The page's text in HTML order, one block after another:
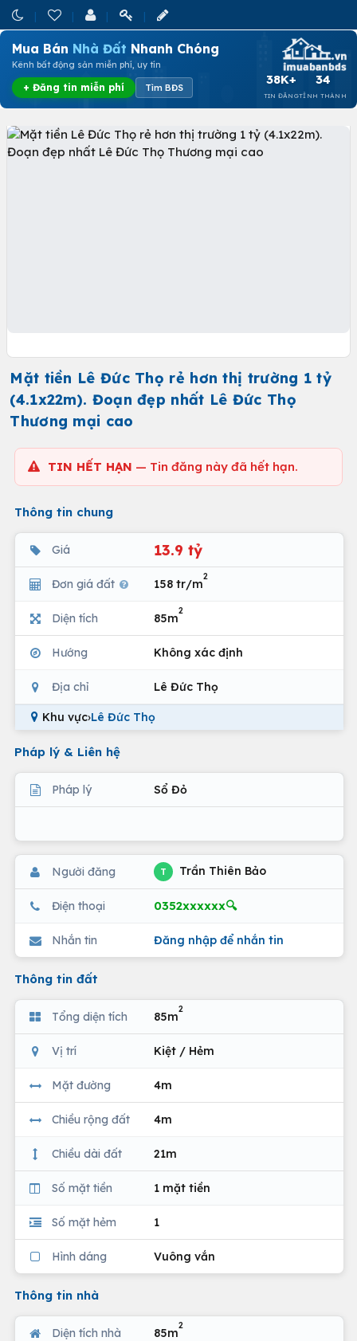
Mua Bán Nhà Đất Nhanh Chóng
Kênh bất động sản miễn phí, uy tín
+ Đăng tin miễn phí Tìm BĐS
38K+
TIN ĐĂNG
34
TỈNH THÀNH
Mặt tiền Lê Đức Thọ rẻ hơn thị trường 1 tỷ
(4.1x22m). Đoạn đẹp nhất Lê Đức Thọ
Thương mại cao
TIN HẾT HẠN — Tin đăng này đã hết hạn.
Thông tin chung
Giá 13.9 tỷ
Đơn giá đất 158 tr/m
2
Diện tích 85m
2
Hướng Không xác định
Địa chỉ Lê Đức Thọ
Khu vực›Lê Đức Thọ
Pháp lý & Liên hệ
Pháp lý Sổ Đỏ
Người đăng T Trần Thiên Bảo
Điện thoại 0352xxxxxx🔍
Nhắn tin Đăng nhập để nhắn tin
Thông tin đất
Tổng diện tích 85m
2
Vị trí Kiệt / Hẻm
Mặt đường 4m
Chiều rộng đất 4m
Chiều dài đất 21m
Số mặt tiền 1 mặt tiền
Số mặt hẻm 1
Hình dáng Vuông vắn
Thông tin nhà
Diện tích nhà 85m
2